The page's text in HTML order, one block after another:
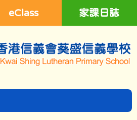
eClass 家課日誌